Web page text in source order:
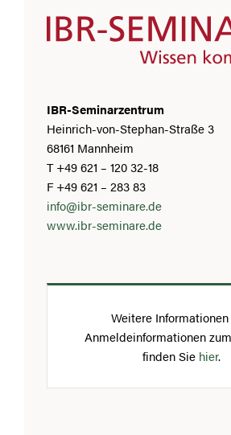
IBR-Seminarzentrum
Heinrich-von-Stephan-Straße 3
68161 Mannheim
T +49 621 – 120 32-18
F +49 621 – 283 83
info@ibr-seminare.de
www.ibr-seminare.de
Weitere
Anmeldeinformationen
finden Sie hier.